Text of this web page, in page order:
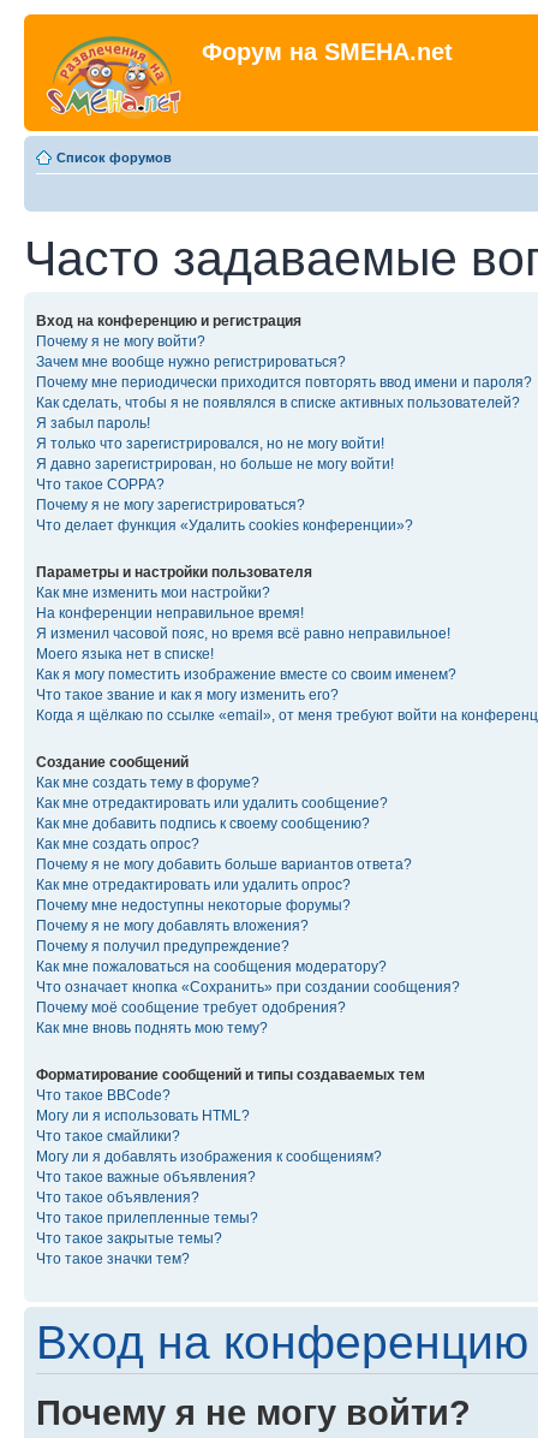
Форум на SMEHA.net
Список форумов
Часто задаваемые
Вход на конференцию и регистрация
Почему я не могу войти?
Зачем мне вообще нужно регистрироваться?
Почему мне периодически приходится повторять ввод имени и пароля?
Как сделать, чтобы я не появлялся в списке активных пользователей?
Я забыл пароль!
Я только что зарегистрировался, но не могу войти!
Я давно зарегистрирован, но больше не могу войти!
Что такое COPPA?
Почему я не могу зарегистрироваться?
Что делает функция «Удалить cookies конференции»?
Параметры и настройки пользователя
Как мне изменить мои настройки?
На конференции неправильное время!
Я изменил часовой пояс, но время всё равно неправильное!
Моего языка нет в списке!
Как я могу поместить изображение вместе со своим именем?
Что такое звание и как я могу изменить его?
Когда я щёлкаю по ссылке «email», от меня требуют войти на
Создание сообщений
Как мне создать тему в форуме?
Как мне отредактировать или удалить сообщение?
Как мне добавить подпись к своему сообщению?
Как мне создать опрос?
Почему я не могу добавить больше вариантов ответа?
Как мне отредактировать или удалить опрос?
Почему мне недоступны некоторые форумы?
Почему я не могу добавлять вложения?
Почему я получил предупреждение?
Как мне пожаловаться на сообщения модератору?
Что означает кнопка «Сохранить» при создании сообщения?
Почему моё сообщение требует одобрения?
Как мне вновь поднять мою тему?
Форматирование сообщений и типы создаваемых тем
Что такое BBCode?
Могу ли я использовать HTML?
Что такое смайлики?
Могу ли я добавлять изображения к сообщениям?
Что такое важные объявления?
Что такое объявления?
Что такое прилепленные темы?
Что такое закрытые темы?
Что такое значки тем?
Вход на конференцию
Почему я не могу войти?